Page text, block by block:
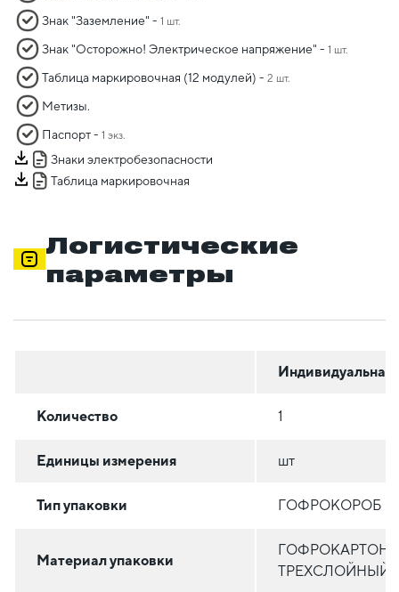
Знак "Заземление" - 1 шт.
Знак "Осторожно! Электрическое напряжение" - 1 шт.
Таблица маркировочная (12 модулей) - 2 шт.
Метизы.
Паспорт - 1 экз.
Знаки электробезопасности
Таблица маркировочная
Логистические
параметры
Индивидуальная
Количество 1
Единицы измерения шт
Тип упаковки ГОФРОКОРОБ
Материал упаковки
ГОФРОКАРТОН
ТРЕХСЛОЙНЫЙ